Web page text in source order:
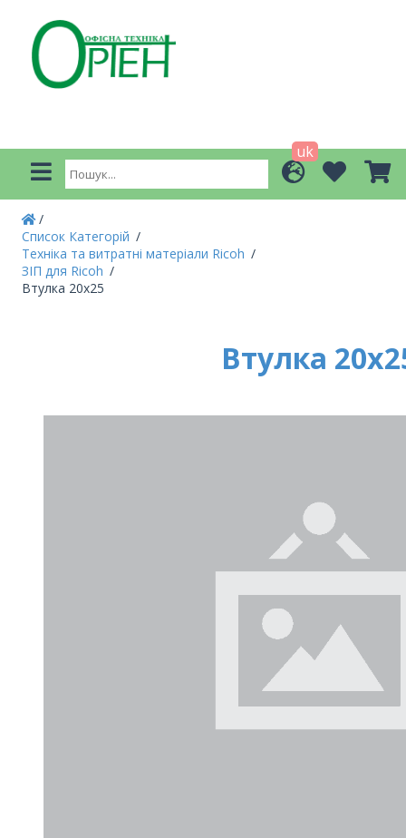
uk
Список Категорій
Техніка та витратні матеріали Ricoh
ЗІП для Ricoh
Втулка 20x25
Втулка